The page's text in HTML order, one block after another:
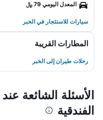
المعدل اليومي 79 ﷼
سيارات للاستئجار في الخبر
المطارات القريبة
رحلات طيران إلى الخبر
الأسئلة الشائعة
الفندقية